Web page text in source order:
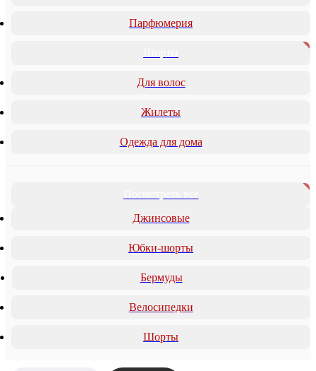
Парфюмерия
Для волос
Жилеты
Одежда для дома
Джинсовые
Юбки-шорты
Бермуды
Велосипедки
Шорты